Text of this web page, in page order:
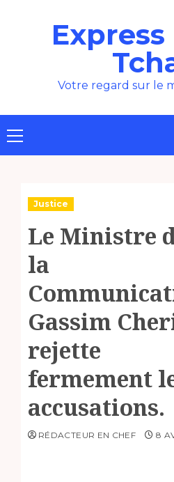
Votre regard sur le
Menu
principal
Justice
Le Ministre
la
Gassim
rejette
fermement
accusations.
RÉDACTEUR EN CHEF 8